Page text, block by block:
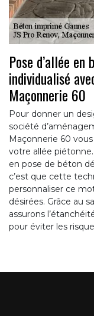
Pose d’allée
individualisé
Maçonnerie 60
Pour donner un
société
Maçonnerie 60
votre allée piétonne.
en pose de béton
c’est que cette
personnaliser ce
désirées. Grâce au
assurons
pour éviter les